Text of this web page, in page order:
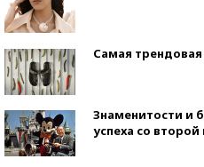
Самая трендовая
Знаменитости и
успеха со